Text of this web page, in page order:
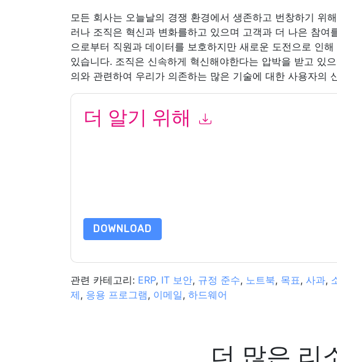
모든 회사는 오늘날의 경쟁 환경에서 생존하고 번창하기 위
러나 조직은 혁신과 변화를하고 있으며 고객과 더 나은 참여
으로부터 직원과 데이터를 보호하지만 새로운 도전으로 인
있습니다. 조직은 신속하게 혁신해야한다는 압박을 받고 있
의와 관련하여 우리가 의존하는 많은 기술에 대한 사용자의
더 알기 위해
DOWNLOAD
관련 카테고리: ERP, IT 보안, 규정 준수, 노트북, 목표, 사과,
제, 응용 프로그램, 이메일, 하드웨어
더 많은 리